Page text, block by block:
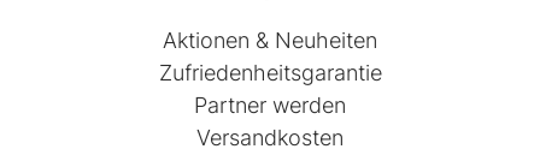
Aktionen & Neuheiten
Zufriedenheitsgarantie
Partner werden
Versandkosten